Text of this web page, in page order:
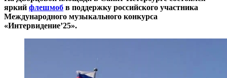
яркий флешмоб в поддержку российского участника
Международного музыкального конкурса
«Интервидение’25».